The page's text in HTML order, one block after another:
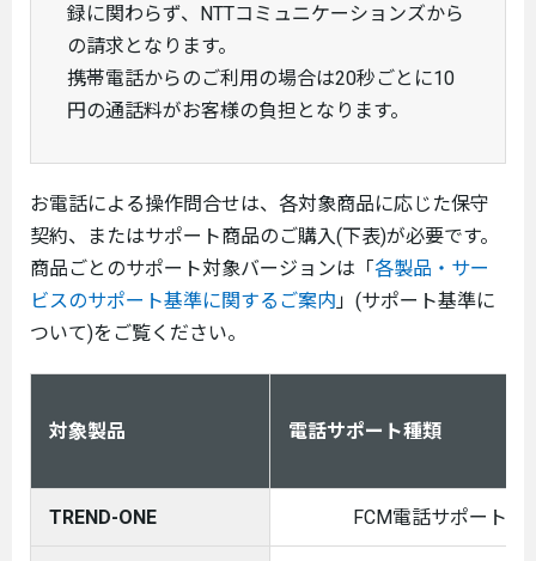
録に関わらず、NTTコミュニケーションズから
の請求となります。
携帯電話からのご利用の場合は20秒ごとに10
円の通話料がお客様の負担となります。
お電話による操作問合せは、各対象商品に応じた保守
契約、またはサポート商品のご購入(下表)が必要です。
商品ごとのサポート対象バージョンは「各製品・サー
ビスのサポート基準に関するご案内 」(サポート基準に
ついて)をご覧ください。
対象製品 電話サポート種類
TREND-ONE FCM電話サポート保